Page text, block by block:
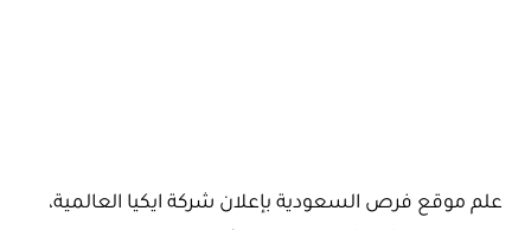
علم موقع فرص السعودية بإعلان شركة ايكيا العالمية،